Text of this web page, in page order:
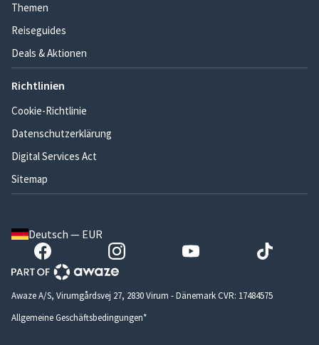
Themen
Reiseguides
Deals & Aktionen
Richtlinien
Cookie-Richtlinie
Datenschutzerklärung
Digital Services Act
Sitemap
Deutsch — EUR
Awaze A/S, Virumgårdsvej 27, 2830 Virum - Dänemark CVR: 17484575
Allgemeine Geschäftsbedingungen*